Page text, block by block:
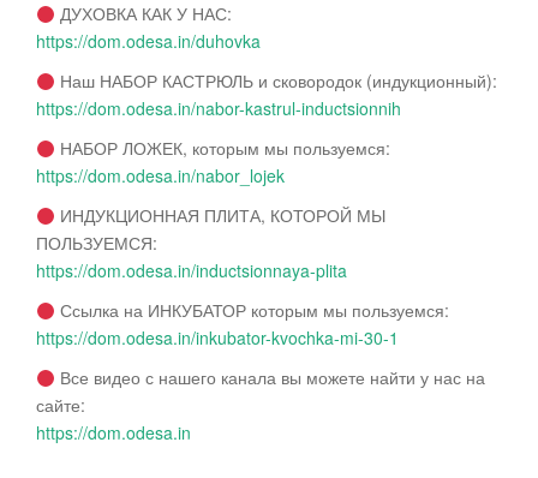
ДУХОВКА КАК У НАС:
https://dom.odesa.in/duhovka
Наш НАБОР КАСТРЮЛЬ и сковородок (индукционный):
https://dom.odesa.in/nabor-kastrul-inductsionnih
НАБОР ЛОЖЕК, которым мы пользуемся:
https://dom.odesa.in/nabor_lojek
ИНДУКЦИОННАЯ ПЛИТА, КОТОРОЙ МЫ
ПОЛЬЗУЕМСЯ:
https://dom.odesa.in/inductsionnaya-plita
Ссылка на ИНКУБАТОР которым мы пользуемся:
https://dom.odesa.in/inkubator-kvochka-mi-30-1
Все видео с нашего канала вы можете найти у нас на
сайте:
https://dom.odesa.in